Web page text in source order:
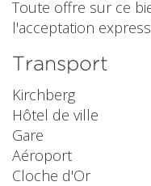
Toute offre sur ce
l'acceptation
Transport
Kirchberg
Hôtel de ville
Gare
Aéroport
Cloche d'Or